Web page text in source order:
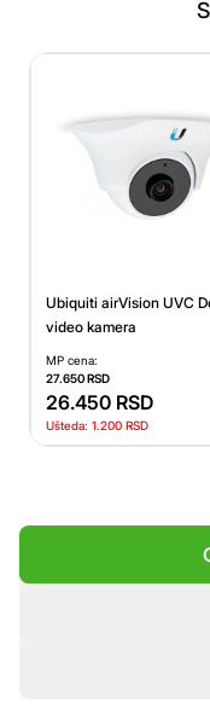
Ubiquiti airVision UVC
video kamera
MP cena:
27.650RSD
26.450 RSD
Ušteda: 1.200 RSD